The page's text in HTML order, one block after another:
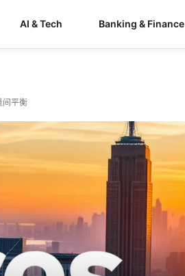
AI & Tech Banking & Finance
间平衡